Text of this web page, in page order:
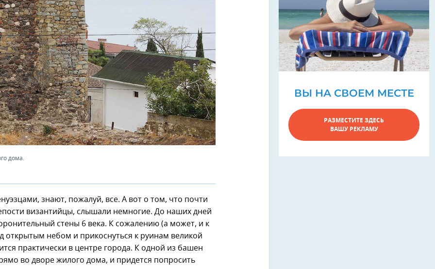
дома.
знают, пожалуй, все. А вот о том, что почти
византийцы, слышали немногие. До наших дней
стены 6 века. К сожалению (а может, и к
небом и прикоснуться к руинам великой
практически в центре города. К одной из башен
во дворе жилого дома, и придется попросить
ВЫ НА СВОЕМ МЕСТЕ
РАЗМЕСТИТЕ ЗДЕСЬ
ВАШУ РЕКЛАМУ